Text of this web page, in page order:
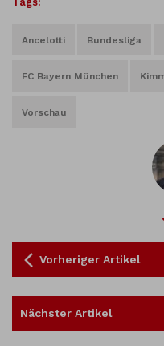
Ancelotti Bundesliga
FC Bayern München
Vorschau
Vorheriger Artikel
Nächster Artikel